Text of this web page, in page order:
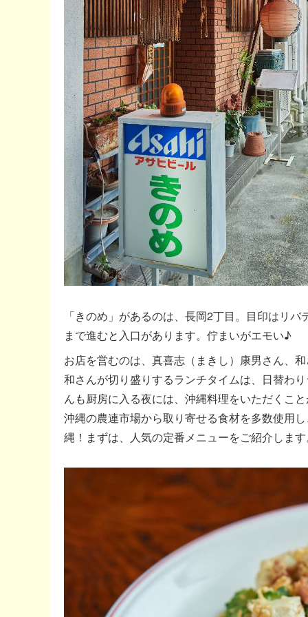
「きのめ」があるのは、長岡2丁目。目印はリ
まで進むと入口があります。佇まいがエモい♪
お店を営むのは、真喜志（まきし）康男さん、
和さんが切り盛りするランチタイムは、日替わ
んも厨房に入る夜には、沖縄料理をいただくこ
沖縄の農連市場から取り寄せる食材を多数使用
縄！まずは、人気の定番メニューをご紹介しま